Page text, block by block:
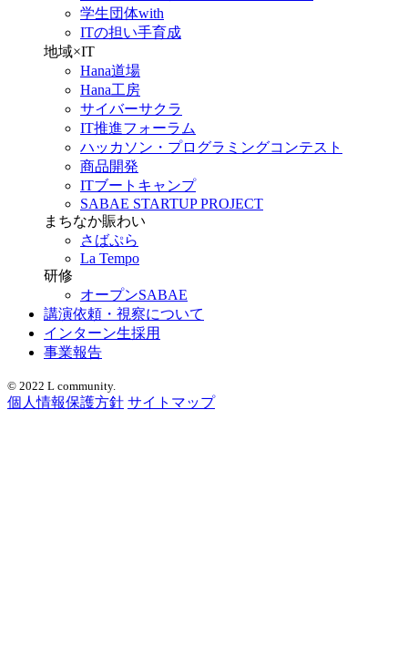
学生団体with
ITの担い手育成
地域×IT
Hana道場
Hana工房
サイバーサクラ
IT推進フォーラム
ハッカソン・プログラミングコンテスト
商品開発
ITブートキャンプ
SABAE STARTUP PROJECT
まちなか賑わい
さばぷら
La Tempo
研修
オープンSABAE
講演依頼・視察について
インターン生採用
事業報告
© 2022 L community.
個人情報保護方針 サイトマップ